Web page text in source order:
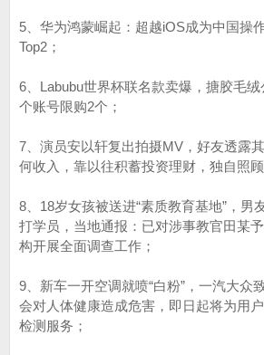
5、华为鸿蒙崛起：超越iOS成为中国操
Top2；
6、Labubu世界杯联名款卖爆，搪胶毛
个账号限购2个；
7、演员安以轩复出拍摄MV，好友透露
何收入，靠以往积蓄投资理财，独自照顾
8、18岁女孩被送进“素质教育基地”，男
打学员，当地通报：已对涉事教官田某
构开展全面调查工作；
9、新车一开空调就喷“白粉”，一汽大众
会对人体健康造成危害，即日起将为用
检测服务；